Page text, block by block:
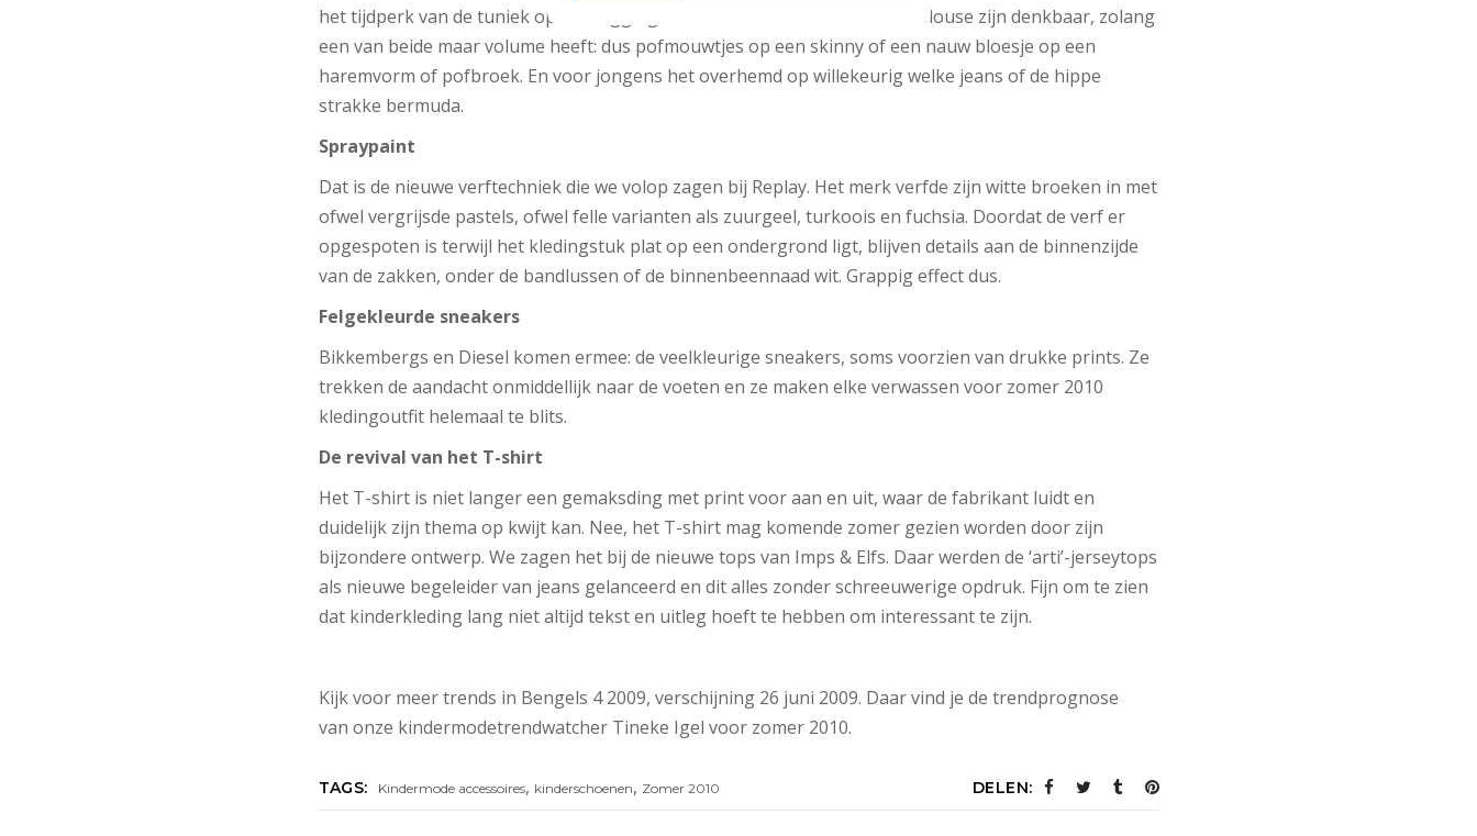
het tijdperk van de tuniek op een legging. Alle combinaties van broek en blouse zijn denkbaar, zolang
een van beide maar volume heeft: dus pofmouwtjes op een skinny of een nauw bloesje op een
haremvorm of pofbroek. En voor jongens het overhemd op willekeurig welke jeans of de hippe
strakke bermuda.
Spraypaint
Dat is de nieuwe verftechniek die we volop zagen bij Replay. Het merk verfde zijn witte broeken in met
ofwel vergrijsde pastels, ofwel felle varianten als zuurgeel, turkoois en fuchsia. Doordat de verf er
opgespoten is terwijl het kledingstuk plat op een ondergrond ligt, blijven details aan de binnenzijde
van de zakken, onder de bandlussen of de binnenbeennaad wit. Grappig effect dus.
Felgekleurde sneakers
Bikkembergs en Diesel komen ermee: de veelkleurige sneakers, soms voorzien van drukke prints. Ze
trekken de aandacht onmiddellijk naar de voeten en ze maken elke verwassen voor zomer 2010
kledingoutfit helemaal te blits.
De revival van het T-shirt
Het T-shirt is niet langer een gemaksding met print voor aan en uit, waar de fabrikant luidt en
duidelijk zijn thema op kwijt kan. Nee, het T-shirt mag komende zomer gezien worden door zijn
bijzondere ontwerp. We zagen het bij de nieuwe tops van Imps & Elfs. Daar werden de ‘arti’-jerseytops
als nieuwe begeleider van jeans gelanceerd en dit alles zonder schreeuwerige opdruk. Fijn om te zien
dat kinderkleding lang niet altijd tekst en uitleg hoeft te hebben om interessant te zijn.
Kijk voor meer trends in Bengels 4 2009, verschijning 26 juni 2009. Daar vind je de trendprognose
van onze kindermodetrendwatcher Tineke Igel voor zomer 2010.
TAGS: Kindermode accessoires, kinderschoenen, Zomer 2010 DELEN: